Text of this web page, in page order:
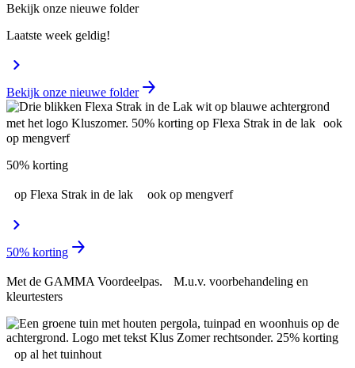
Bekijk onze nieuwe folder
Laatste week geldig!
Bekijk onze nieuwe folder
50% korting
op Flexa Strak in de lak ook op mengverf
50% korting
Met de GAMMA Voordeelpas. M.u.v. voorbehandeling en
kleurtesters